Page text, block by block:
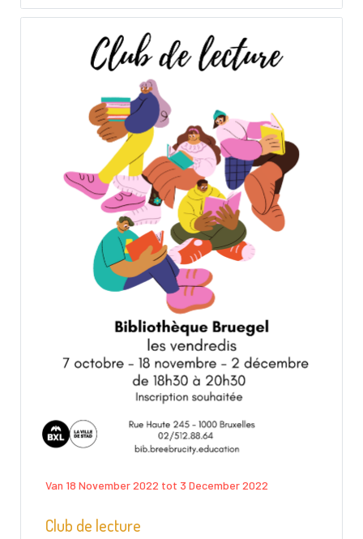
Van 18 November 2022 tot 3 December 2022
Club de lecture